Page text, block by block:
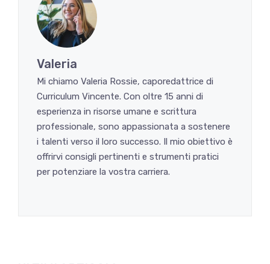
Valeria
Mi chiamo Valeria Rossie, caporedattrice di
Curriculum Vincente. Con oltre 15 anni di
esperienza in risorse umane e scrittura
professionale, sono appassionata a sostenere
i talenti verso il loro successo. Il mio obiettivo è
offrirvi consigli pertinenti e strumenti pratici
per potenziare la vostra carriera.